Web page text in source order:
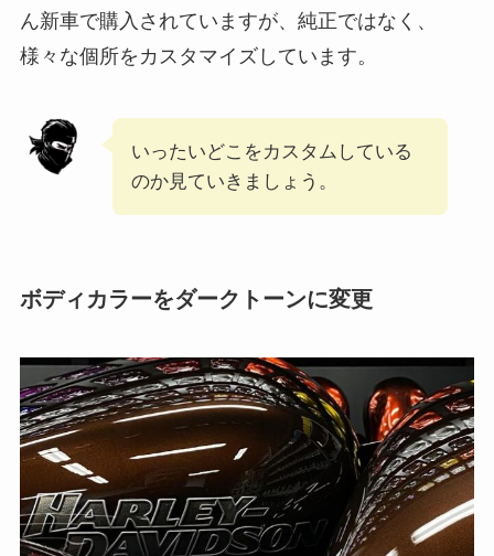
ん新車で購入されていますが、純正ではなく、
様々な個所をカスタマイズしています。
いったいどこをカスタムしている
のか見ていきましょう。
ボディカラーをダークトーンに変更